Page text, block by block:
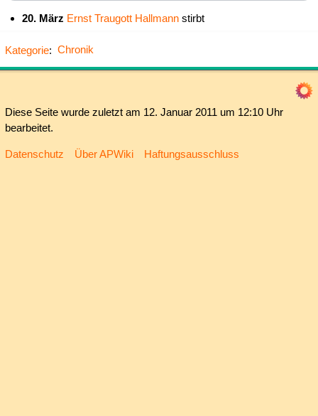
20. März Ernst Traugott Hallmann stirbt
Kategorie: Chronik
Diese Seite wurde zuletzt am 12. Januar 2011 um 12:10 Uhr
bearbeitet.
Datenschutz Über APWiki Haftungsausschluss